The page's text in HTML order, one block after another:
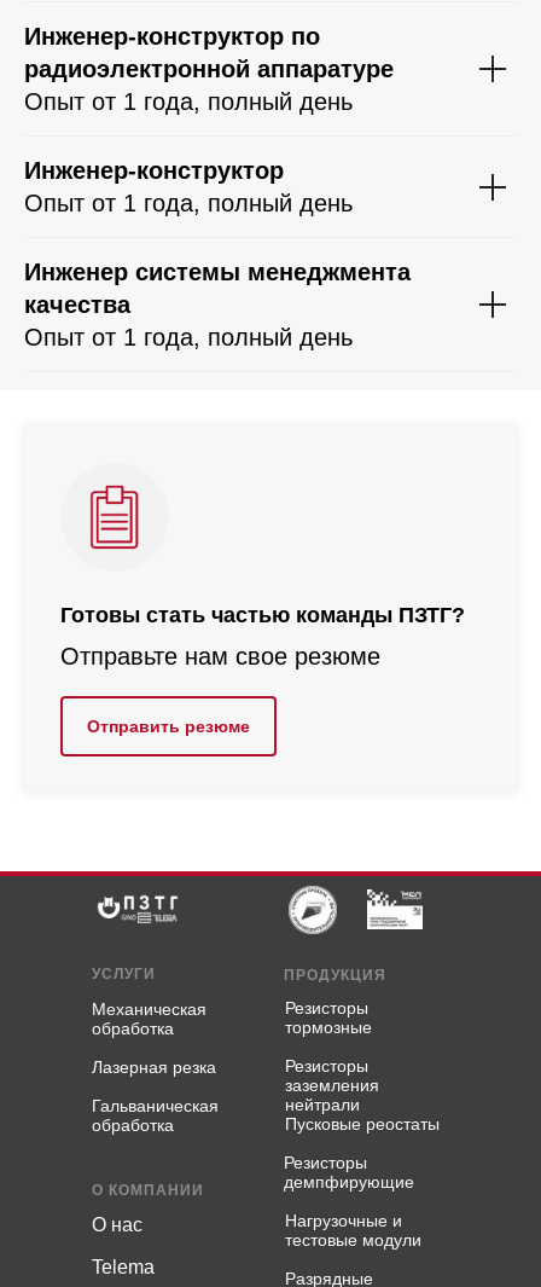
Инженер-конструктор по
радиоэлектронной аппаратуре
Опыт от 1 года, полный день
Инженер-конструктор
Опыт от 1 года, полный день
Инженер системы менеджмента
качества
Опыт от 1 года, полный день
Готовы стать частью команды ПЗТГ?
Отправьте нам свое резюме
Отправить резюме
О КОМПАНИИ
О нас
Резисторы
тормозные
ПРОДУКЦИЯ
Гальваническая
обработка
Резисторы
заземления
нейтрали
Резисторы
демпфирующие
Telema
УСЛУГИ
Механическая
обработка
Лазерная резка
Пусковые реостаты
Нагрузочные и
тестовые модули
Разрядные